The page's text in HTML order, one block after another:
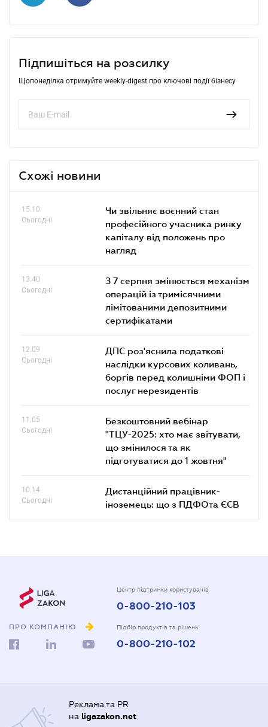
Підпишіться на розсилку
Щопонеділка отримуйте weekly-digest про ключові події бізнесу
Схожі новини
15.10
Сьогодні
Чи звільняє воєнний стан
професійного учасника ринку
капіталу від положень про
нагляд
13.40
Сьогодні
З 7 серпня змінюється механізм
операцій із тримісячними
лімітованими депозитними
сертифікатами
12.09
Сьогодні
ДПС роз'яснила податкові
наслідки курсових коливань,
боргів перед колишніми ФОП і
послуг нерезидентів
11.05
Сьогодні
Безкоштовний вебінар
"ТЦУ-2025: хто має звітувати,
що змінилося та як
підготуватися до 1 жовтня"
10.14
Сьогодні
Дистанційний працівник-
іноземець: що з ПДФОта ЄСВ
ПРО КОМПАНІЮ
Центр підтримки користувачів
0-800-210-103
Підбір продуктів та рішень
0-800-210-102
Реклама та PR
на ligazakon.net